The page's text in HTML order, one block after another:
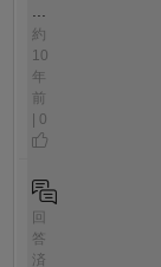
...
約
10
年
前
| 0
回
答
済